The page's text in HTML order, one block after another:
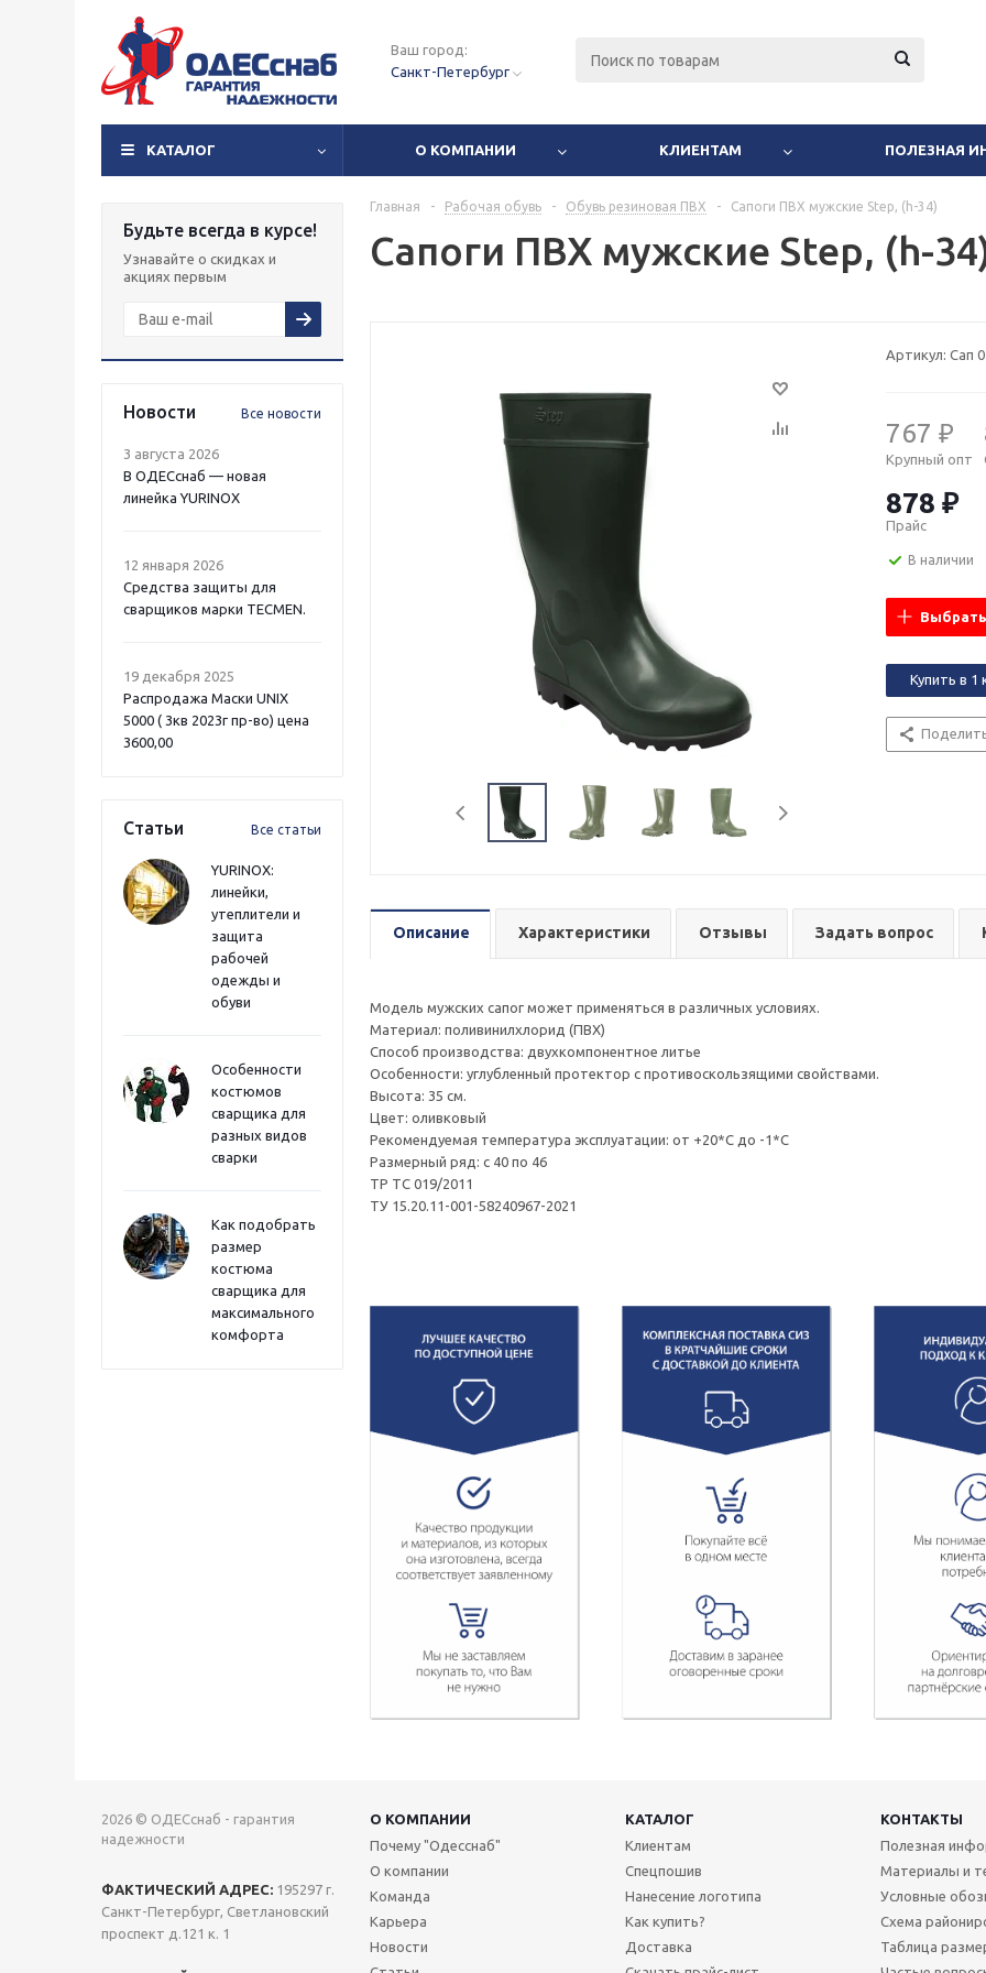
Ваш город:
Санкт-Петербург
КАТАЛОГ О КОМПАНИИ КЛИЕНТАМ ПОЛЕЗНАЯ
Будьте всегда в курсе!
Узнавайте о скидках и
акциях первым
Новости Все новости
3 августа 2026
В ОДЕСснаб — новая
линейка YURINOX
12 января 2026
Средства защиты для
сварщиков марки TECMEN.
19 декабря 2025
Распродажа Маски UNIX
5000 ( 3кв 2023г пр-во) цена
3600,00
Статьи Все статьи
YURINOX:
линейки,
утеплители и
защита
рабочей
одежды и
обуви
Особенности
костюмов
сварщика для
разных видов
сварки
Как подобрать
размер
костюма
сварщика для
максимального
комфорта
Главная - Рабочая обувь - Обувь резиновая ПВХ - Сапоги ПВХ мужские Step, (h-34)
Сапоги ПВХ мужские Step, (h-
Артикул: Сап
767 ₽
Крупный опт
878 ₽
Прайс
В наличии
Купить в 1
Описание Характеристики Отзывы Задать вопрос
Модель мужских сапог может применяться в различных условиях.
Материал: поливинилхлорид (ПВХ)
Способ производства: двухкомпонентное литье
Особенности: углубленный протектор с противоскользящими свойствами.
Высота: 35 см.
Цвет: оливковый
Рекомендуемая температура эксплуатации: от +20*С до -1*С
Размерный ряд: с 40 по 46
ТР ТС 019/2011
ТУ 15.20.11-001-58240967-2021
2026 © ОДЕСснаб - гарантия
надежности
ФАКТИЧЕСКИЙ АДРЕС: 195297 г.
Санкт-Петербург, Светлановский
проспект д.121 к. 1
О КОМПАНИИ КАТАЛОГ
КОНТАКТЫ
Почему "Одесснаб"
О компании
Команда
Карьера
Новости
Клиентам
Спецпошив
Нанесение логотипа
Как купить?
Доставка
Полезная
Материалы и
Условные
Схема
Таблица